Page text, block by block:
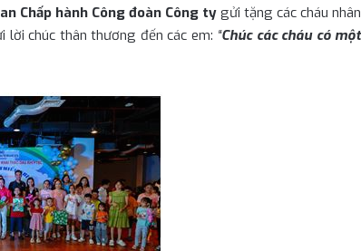
Chấp hành Công đoàn Công tygửi tặng các cháu
chúc thân thương đến các em: “Chúc các cháu có